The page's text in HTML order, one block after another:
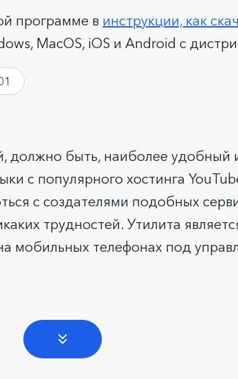
программе в инструкции, как
MacOS, iOS и Android с
должно быть, наиболее удобный
с популярного хостинга
с создателями подобных
трудностей. Утилита
мобильных телефонах под